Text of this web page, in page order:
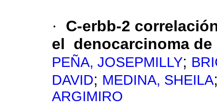
·
C-erbb-2
el denocarcinoma de
PEÑA, JOSEPMILLY;
DAVID; MEDINA, SHEILA
ARGIMIRO